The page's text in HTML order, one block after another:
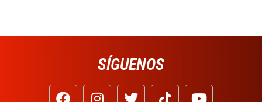
SÍGUENOS